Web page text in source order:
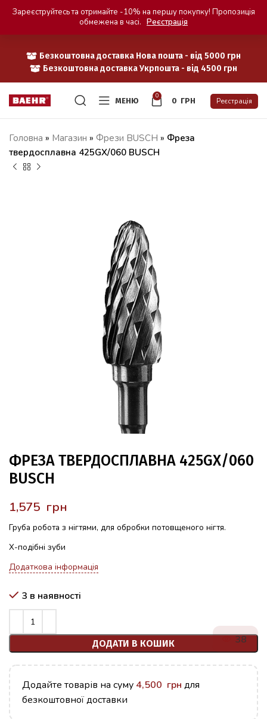
Безкоштовна доставка Нова пошта - від 5000 грн
Безкоштовна доставка Укрпошта - від 4500 грн
МЕНЮ
0
0 ГРН Реєстрація
Головна » Магазин » Фрези BUSCH » Фреза
твердосплавна 425GX/060 BUSCH
ФРЕЗА ТВЕРДОСПЛАВНА 425GX/060
BUSCH
грн
Груба робота з нігтями, для обробки потовщеного нігтя.
Х-подібні зуби
Додаткова інформація
3 в наявності
ДОДАТИ В КОШИК 38
Додайте товарів на суму 4,500 грн для
безкоштовної доставки
Зареєструйтесь та отримайте -10% на першу покупку! Пропозиція
обмежена в часі. Реєстрація